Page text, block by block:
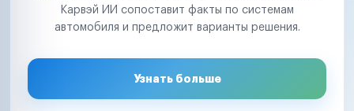
Карвэй ИИ сопоставит факты по системам
автомобиля и предложит варианты решения.
Узнать больше